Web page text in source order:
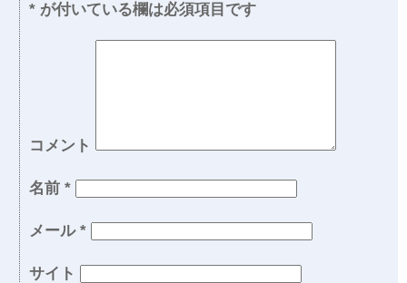
* が付いている欄は必須項目です
コメント
名前 *
メール *
サイト